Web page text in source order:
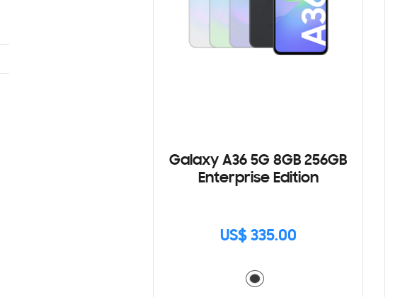
Galaxy A36 5G 8GB 256GB
Enterprise Edition
US$ 335.00